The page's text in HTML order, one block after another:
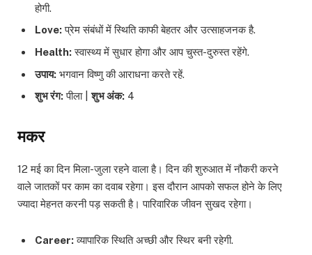
होगी.
Love:प्रेम संबंधों में स्थिति काफी बेहतर और उत्साहजनक है.
Health:स्वास्थ्य में सुधार होगा और आप चुस्त-दुरुस्त रहेंगे.
उपाय: भगवान विष्णु की आराधना करते रहें.
शुभ रंग:पीला |शुभ अंक: 4
मकर
12 मई का दिन मिला-जुला रहने वाला है। दिन की शुरुआत में नौकरी करने
वाले जातकों पर काम का दवाब रहेगा। इस दौरान आपको सफल होने के लिए
ज्यादा मेहनत करनी पड़ सकती है। पारिवारिक जीवन सुखद रहेगा।
Career:व्यापारिक स्थिति अच्छी और स्थिर बनी रहेगी.